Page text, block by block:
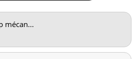
mécan...